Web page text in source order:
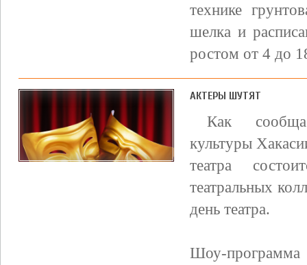
технике
шелка и
ростом от 4 до
АКТЕРЫ ШУТЯТ
Как
культуры
театра
театральных
день театра.
Шоу-